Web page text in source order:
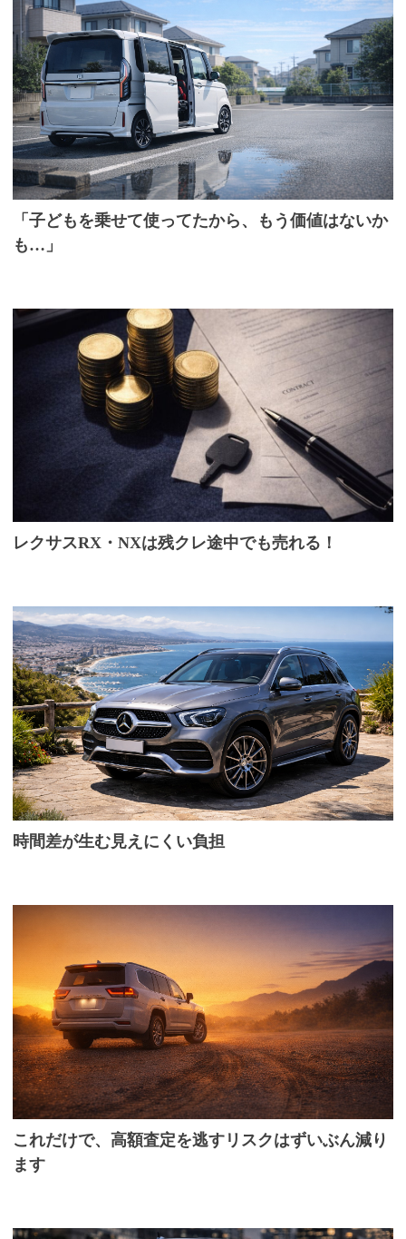
「子どもを乗せて使ってたから、もう価値はないか
も…」
レクサスRX・NXは残クレ途中でも売れる！
時間差が生む見えにくい負担
これだけで、高額査定を逃すリスクはずいぶん減り
ます